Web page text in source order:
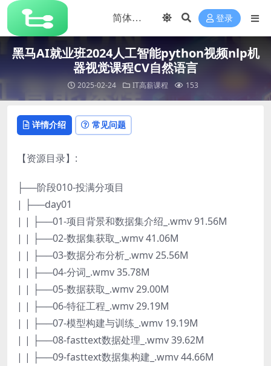
登录
黑马AI就业班2024人工智能python视频nlp机
器视觉课程CV自然语言
2025-02-24 IT高薪课程 153
详情介绍 常见问题
【资源目录】:
├──阶段010-投满分项目
| ├──day01
| | ├──01-项目背景和数据集介绍_.wmv 91.56M
| | ├──02-数据集获取_.wmv 41.06M
| | ├──03-数据分布分析_.wmv 25.56M
| | ├──04-分词_.wmv 35.78M
| | ├──05-数据获取_.wmv 29.00M
| | ├──06-特征工程_.wmv 29.19M
| | ├──07-模型构建与训练_.wmv 19.19M
| | ├──08-fasttext数据处理_.wmv 39.62M
| | ├──09-fasttext数据集构建_.wmv 44.66M